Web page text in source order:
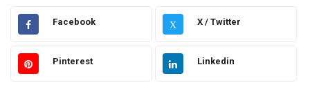
Hukuk Sağlıklı Yaşam
Elektrik Elektronik Giyim
Facebook X X / Twitter
Pinterest Linkedin